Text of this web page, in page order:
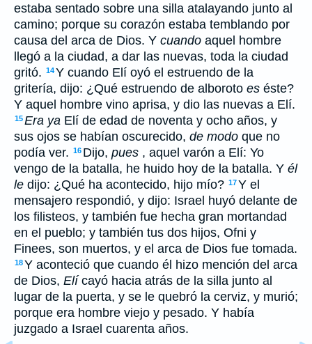
estaba sentado sobre una silla atalayando junto al
camino; porque su corazón estaba temblando por
causa del arca de Dios. Y cuando aquel hombre
llegó a la ciudad, a dar las nuevas, toda la ciudad
gritó. 14Y cuando Elí oyó el estruendo de la
gritería, dijo: ¿Qué estruendo de alboroto es éste?
Y aquel hombre vino aprisa, y dio las nuevas a Elí.
15Era ya Elí de edad de noventa y ocho años, y
sus ojos se habían oscurecido, de modo que no
podía ver. 16 Dijo, pues , aquel varón a Elí: Yo
vengo de la batalla, he huido hoy de la batalla. Y él
le dijo: ¿Qué ha acontecido, hijo mío? 17Y el
mensajero respondió, y dijo: Israel huyó delante de
los filisteos, y también fue hecha gran mortandad
en el pueblo; y también tus dos hijos, Ofni y
Finees, son muertos, y el arca de Dios fue tomada.
18Y aconteció que cuando él hizo mención del arca
de Dios, Elícayó hacia atrás de la silla junto al
lugar de la puerta, y se le quebró la cerviz, y murió;
porque era hombre viejo y pesado. Y había
juzgado a Israel cuarenta años.